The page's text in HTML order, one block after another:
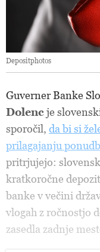
Depositphotos
Guverner Banke
Dolencje
sporočil, da bi si
prilagajanju
pritrjujejo:
kratkoročne
banke v večini
vlogah z ročnostjo
zasedla zadnje